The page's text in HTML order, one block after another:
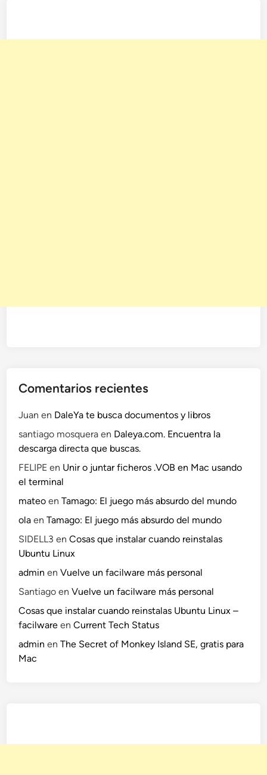
Comentarios recientes
Juan en DaleYa te busca documentos y libros
santiago mosquera en Daleya.com. Encuentra la
descarga directa que buscas.
FELIPE en Unir o juntar ficheros .VOB en Mac usando
el terminal
mateo enTamago: El juego más absurdo del mundo
ola enTamago: El juego más absurdo del mundo
SIDELL3 enCosas que instalar cuando reinstalas
Ubuntu Linux
admin enVuelve un facilware más personal
Santiago enVuelve un facilware más personal
Cosas que instalar cuando reinstalas Ubuntu Linux –
facilware enCurrent Tech Status
admin enThe Secret of Monkey Island SE, gratis para
Mac